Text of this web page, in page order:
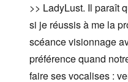
>> LadyLust. Il paraît
si je réussis à me la
scéance visionnage
préférence quand
faire ses vocalises :